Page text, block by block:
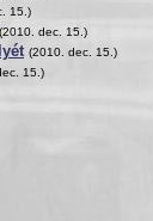
15.)
(2010. dec. 15.)
(2010. dec. 15.)
15.)